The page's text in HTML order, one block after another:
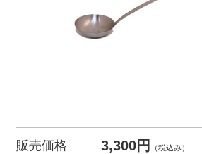
販売価格 3,300円 （税込み）